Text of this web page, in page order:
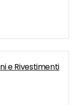
e Rivestimenti